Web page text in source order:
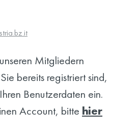
Mitgliedern
bereits registriert sind,
Benutzerdaten ein.
Account, bitte hier